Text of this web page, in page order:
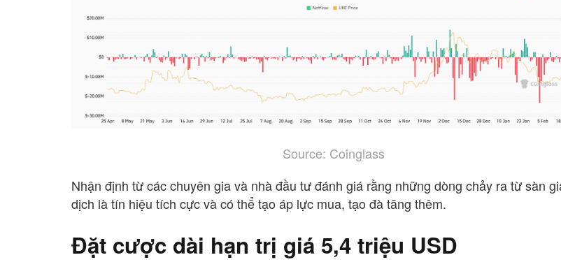
Source: Coinglass
Nhận định từ các chuyên gia và nhà đầu tư đánh giá rằng những dòng chảy ra từ sàn
dịch là tín hiệu tích cực và có thể tạo áp lực mua, tạo đà tăng thêm.
Đặt cược dài hạn trị giá 5,4 triệu USD